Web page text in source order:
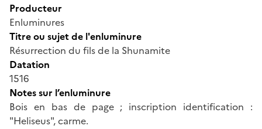
Producteur
Enluminures
Titre ou sujet de l'enluminure
Résurrection du fils de la Shunamite
Datation
1516
Notes sur l’enluminure
Bois en bas de page ; inscription identification :
"Heliseus", carme.